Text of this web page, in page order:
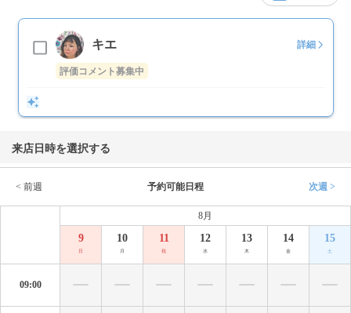
キエ 詳細
評価コメント募集中
来店日時を選択する
< 前週 予約可能日程 次週 >
8月
9
日
10
月
11
祝
12
水
13
木
14
金
15
土
09:00